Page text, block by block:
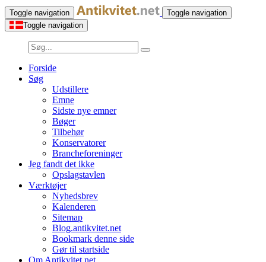
Toggle navigation
Toggle navigation
Toggle navigation
Forside
Søg
Udstillere
Emne
Sidste nye emner
Bøger
Tilbehør
Konservatorer
Brancheforeninger
Jeg fandt det ikke
Opslagstavlen
Værktøjer
Nyhedsbrev
Kalenderen
Sitemap
Blog.antikvitet.net
Bookmark denne side
Gør til startside
Om Antikvitet.net